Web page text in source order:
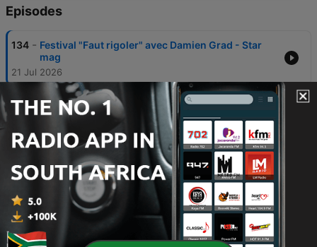
Episodes
134 - Festival "Faut rigoler" avec Damien Grad - Star
mag
21 Jul 2026
133 - Festival Remp'Arts avec Eric Fanino - Star Mag
21 Jul 2026
132 - Festival de Néoules avec le programmateur - Star
16 Jul 2026
131 - Le choc des gladiateurs avec Marc Notari - Star
mag